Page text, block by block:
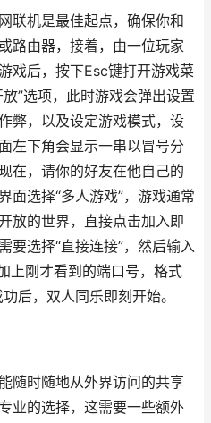
联机是最佳起点，确保你和
路由器，接着，由一位玩家
戏后，按下Esc键打开游戏菜
”选项，此时游戏会弹出设置
弊，以及设定游戏模式，设
左下角会显示一串以冒号分
在，请你的好友在他自己的
面选择“多人游戏”，游戏通常
放的世界，直接点击加入即
要选择“直接连接”，然后输入
上刚才看到的端口号，格式
后，双人同乐即刻开始。
随时随地从外界访问的共享
业的选择，这需要一些额外